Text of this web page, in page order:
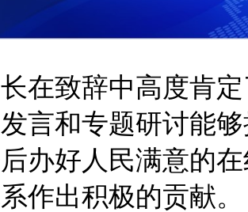
在致辞中高度肯
言和专题研讨能
办好人民满意的
作出积极的贡献。